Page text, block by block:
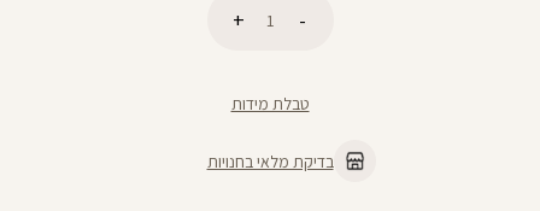
טבלת מידות
בדיקת מלאי בחנויות